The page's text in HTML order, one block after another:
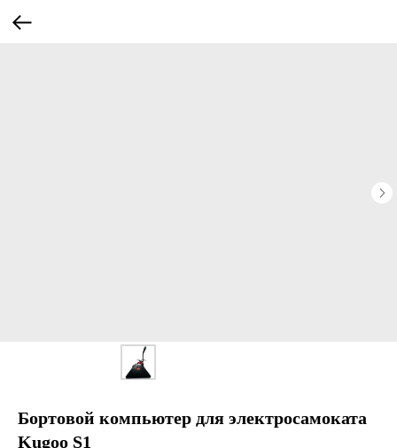
Бортовой компьютер для электросамоката
Kugoo S1